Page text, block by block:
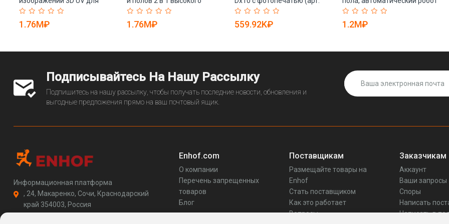
металла/стекла/дерева
(арт. 25-19082038)
1.76M₽
качества (арт. 25-19082192)
1.76M₽
25-19081930)
559.92K₽
(арт. 25-19082298)
1.2M₽
Подписывайтесь На Нашу Рассылку
Подпишитесь на нашу рассылку, чтобы получать последние новости, обновления и
выгодные предложения прямо на ваш почтовый ящик.
Информационная платформа
, 24, Макаренко, Сочи, Краснодарский
край 354003, Россия
Enhof.com
О компании
Перечень запрещенных
товаров
Блог
Поставщикам
Размещайте товары на
Enhof
Стать поставщиком
Как это работает
Вопросы
Заказчикам
Аккаунт
Ваши запросы
Споры
Написать
Написать в